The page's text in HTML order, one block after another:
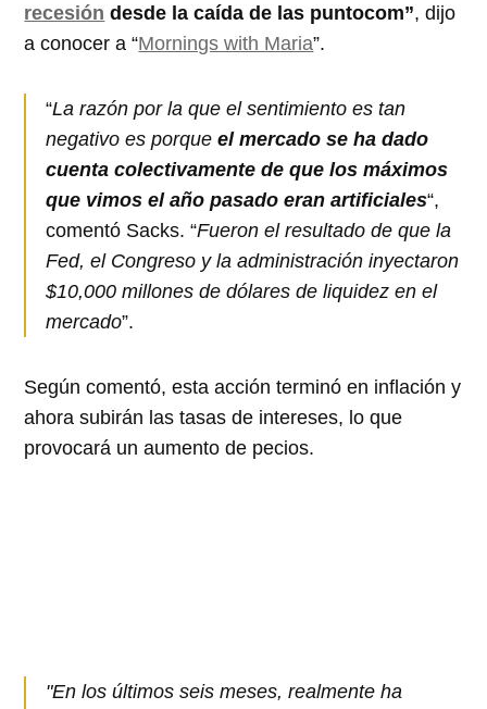
recesión desde la caída de las puntocom”, dijo
a conocer a “Mornings with Maria”.
“La razón por la que el sentimiento es tan
negativo es porqueel mercado se ha dado
cuenta colectivamente de que los máximos
que vimos el año pasado eran artificiales“,
comentó Sacks. “Fueron el resultado de que la
Fed, el Congreso y la administración inyectaron
$10,000 millones de dólares de liquidez en el
mercado”.
Según comentó, esta acción terminó en inflación y
ahora subirán las tasas de intereses, lo que
provocará un aumento de pecios.
"En los últimos seis meses, realmente ha